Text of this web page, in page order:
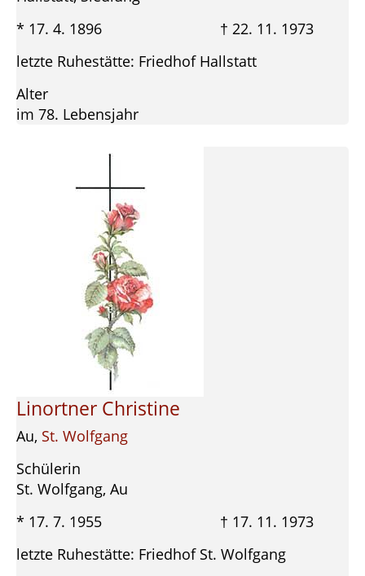
* 17. 4. 1896 † 22. 11. 1973
letzte Ruhestätte: Friedhof Hallstatt
Alter
im 78. Lebensjahr
Linortner Christine
Au, St. Wolfgang
Schülerin
St. Wolfgang, Au
* 17. 7. 1955 † 17. 11. 1973
letzte Ruhestätte: Friedhof St. Wolfgang